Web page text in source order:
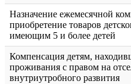
Назначение ежемесячной
приобретение товаров
имеющим 5 и более детей
Компенсация детям,
проживания с правом на
внутриутробного развития